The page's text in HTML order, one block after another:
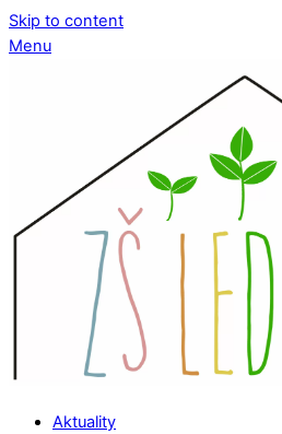
Skip to content
Menu
Aktuality